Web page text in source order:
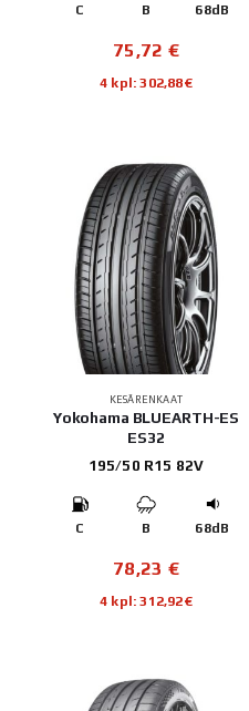
C B 68dB
75,72 €
4 kpl: 302,88€
KESÄRENKAAT
Yokohama BLUEARTH-ES
ES32
195/50 R15 82V
C B 68dB
78,23 €
4 kpl: 312,92€